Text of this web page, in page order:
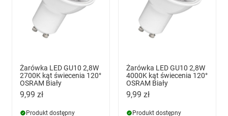
Żarówka LED GU10 2,8W
2700K kąt świecenia 120°
OSRAM Biały
9,99 zł
Produkt dostępny
Żarówka LED GU10 2,8W
4000K kąt świecenia 120°
OSRAM Biały
9,99 zł
Produkt dostępny